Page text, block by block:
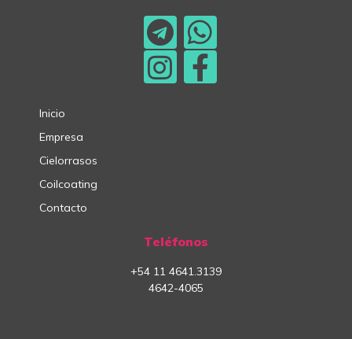
Teléfonos
+54 11 4641.3139
4642-4065
Inicio
Empresa
Cielorrasos
Coilcoating
Contacto